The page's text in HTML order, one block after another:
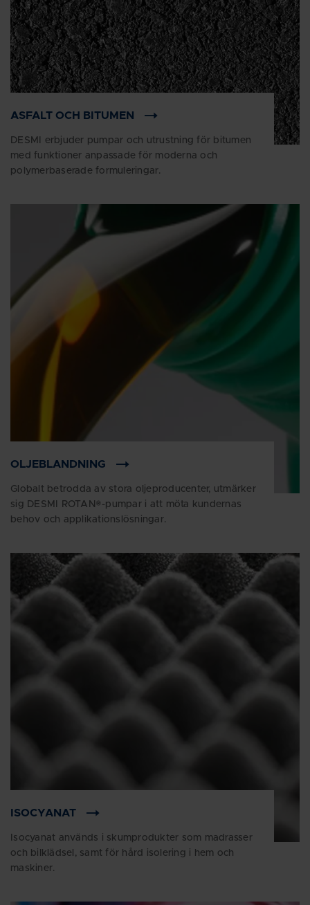
ASFALT OCH BITUMEN
DESMI erbjuder pumpar och utrustning för bitumen
med funktioner anpassade för moderna och
polymerbaserade formuleringar.
OLJEBLANDNING
Globalt betrodda av stora oljeproducenter, utmärker
sig DESMI ROTAN®-pumpar i att möta kundernas
behov och applikationslösningar.
ISOCYANAT
Isocyanat används i skumprodukter som madrasser
och bilklädsel, samt för hård isolering i hem och
maskiner.